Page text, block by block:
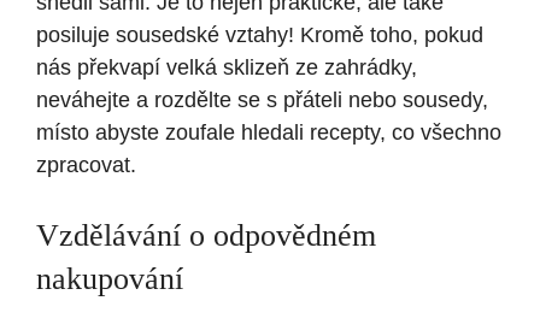
posiluje sousedské vztahy! Kromě toho, pokud
nás překvapí velká sklizeň ze zahrádky,
neváhejte a rozdělte se s přáteli nebo sousedy,
místo abyste zoufale hledali recepty, co všechno
zpracovat.
Vzdělávání o odpovědném
nakupování